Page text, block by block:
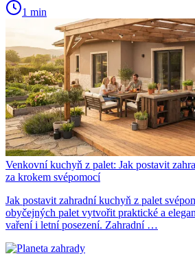
1 min
Venkovní kuchyň z palet: Jak postavit
za krokem svépomocí
Jak postavit zahradní kuchyň z palet
obyčejných palet vytvořit praktické a
vaření i letní posezení. Zahradní …